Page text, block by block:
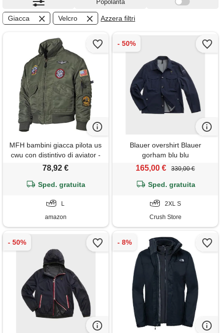
Popolarità
Giacca Velcro Azzera filtri
MFH bambini giacca pilota us
cwu con distintivo di aviator -
oliv, l
78,92 €
Sped. gratuita
L
amazon
Blauer overshirt Blauer
gorham blu blu
165,00 € 330,00 €
Sped. gratuita
2XL S
Crush Store